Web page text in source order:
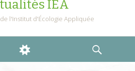
IEA
l'Institut d'Écologie Appliquée